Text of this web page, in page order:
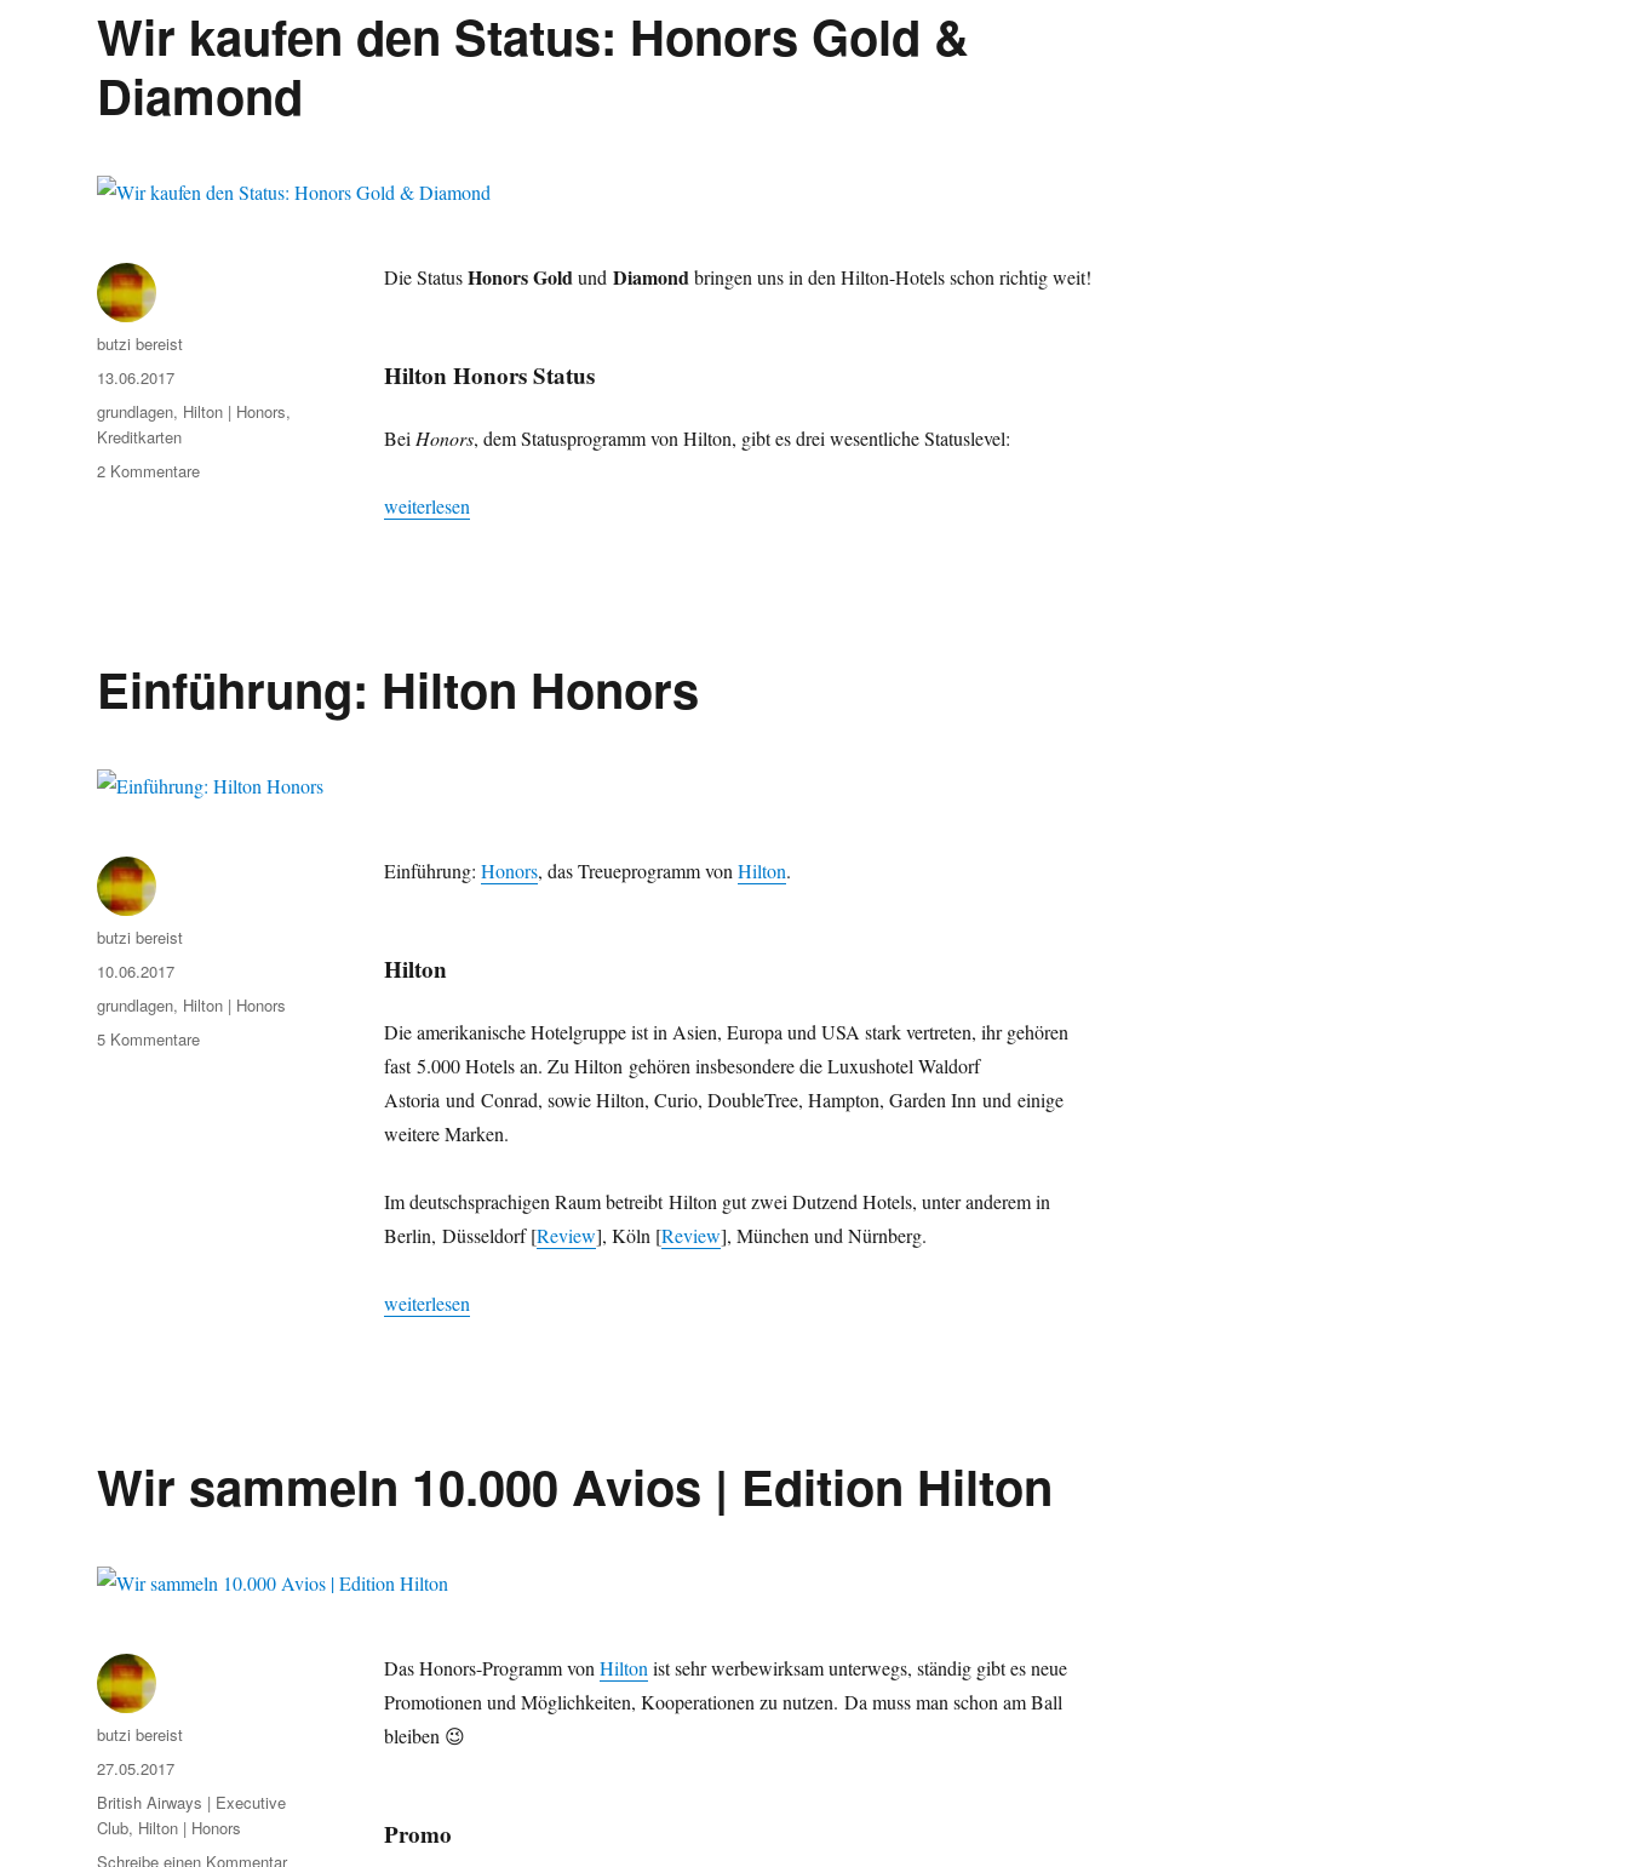
Wir kaufen den Status: Honors Gold &
Diamond
Die StatusHonors GoldundDiamondbringen uns in den Hilton-Hotels schon richtig weit!
Hilton Honors Status
Bei Honors, dem Statusprogramm von Hilton, gibt es drei wesentliche Statuslevel:
„Wir kaufen den Status: Honors Gold & Diamond“
weiterlesen
Autor
butzi bereist
Veröffentlicht
13.06.2017
Kategorien
grundlagen, Hilton | Honors,
Kreditkarten
2 Kommentarezu
Diamond
Einführung: Hilton Honors
Einführung: Honors, das Treueprogramm von Hilton.
Hilton
Die amerikanische Hotelgruppe ist in Asien, Europa und USA stark vertreten, ihr gehören
fast 5.000 Hotels an. Zu Hilton gehören insbesondere die Luxushotel Waldorf
Astoria und Conrad, sowie Hilton, Curio, DoubleTree, Hampton, Garden Inn und einige
weitere Marken.
Im deutschsprachigen Raum betreibt Hilton gut zwei Dutzend Hotels, unter anderem in
Berlin, Düsseldorf [Review], Köln [Review], München und Nürnberg.
„Einführung: Hilton Honors“
weiterlesen
Autor
butzi bereist
Veröffentlicht
10.06.2017
Kategorien
grundlagen, Hilton | Honors
5 Kommentarezu
Wir sammeln 10.000 Avios | Edition Hilton
Das Honors-Programm von Hilton ist sehr werbewirksam unterwegs, ständig gibt es neue
Promotionen und Möglichkeiten, Kooperationen zu nutzen. Da muss man schon am Ball
bleiben 😉
Promo
Autor
butzi bereist
Veröffentlicht
am
27.05.2017
Kategorien
British Airways | Executive
Club, Hilton | Honors
Schreibe einen Kommentarzu